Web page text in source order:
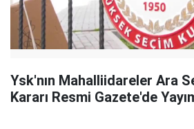
Ysk'nın Mahalliidareler Ara
Kararı Resmi Gazete'de